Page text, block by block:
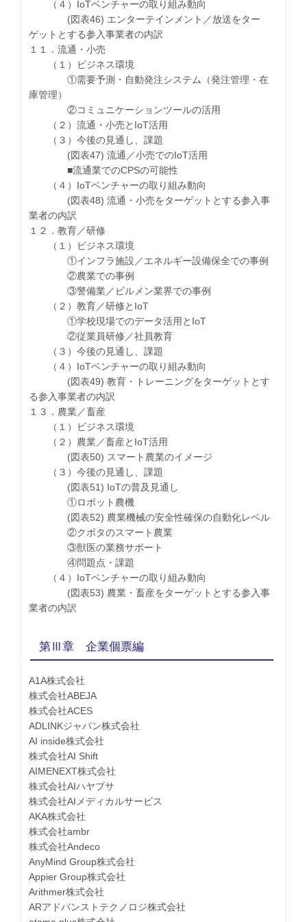
（４）IoTベンチャーの取り組み動向
(図表46) エンターテインメント／放送をター
ゲットとする参入事業者の内訳
１１．流通・小売
（１）ビジネス環境
①需要予測・自動発注システム（発注管理・在
庫管理）
②コミュニケーションツールの活用
（２）流通・小売とIoT活用
（３）今後の見通し、課題
(図表47) 流通／小売でのIoT活用
■流通業でのCPSの可能性
（４）IoTベンチャーの取り組み動向
(図表48) 流通・小売をターゲットとする参入事
業者の内訳
１２．教育／研修
（１）ビジネス環境
①インフラ施設／エネルギー設備保全での事例
②農業での事例
③警備業／ビルメン業界での事例
（２）教育／研修とIoT
①学校現場でのデータ活用とIoT
②従業員研修／社員教育
（３）今後の見通し、課題
（４）IoTベンチャーの取り組み動向
(図表49) 教育・トレーニングをターゲットとす
る参入事業者の内訳
１３．農業／畜産
（１）ビジネス環境
（２）農業／畜産とIoT活用
(図表50) スマート農業のイメージ
（３）今後の見通し、課題
(図表51) IoTの普及見通し
①ロボット農機
(図表52) 農業機械の安全性確保の自動化レベル
②クボタのスマート農業
③獣医の業務サポート
④問題点・課題
（４）IoTベンチャーの取り組み動向
(図表53) 農業・畜産をターゲットとする参入事
業者の内訳
第Ⅲ章 企業個票編
A1A株式会社
株式会社ABEJA
株式会社ACES
ADLINKジャパン株式会社
AI inside株式会社
株式会社AI Shift
AIMENEXT株式会社
株式会社AIハヤブサ
株式会社AIメディカルサービス
AKA株式会社
株式会社ambr
株式会社Andeco
AnyMind Group株式会社
Appier Group株式会社
Arithmer株式会社
ARアドバンストテクノロジ株式会社